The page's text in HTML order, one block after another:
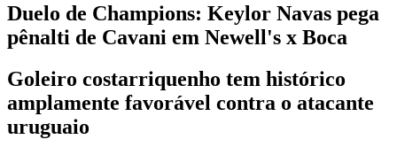
Duelo de Champions: Keylor Navas pega
pênalti de Cavani em Newell's x Boca
Goleiro costarriquenho tem histórico
amplamente favorável contra o atacante
uruguaio